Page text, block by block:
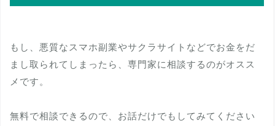
もし、悪質なスマホ副業やサクラサイトなどでお金をだ
まし取られてしまったら、専門家に相談するのがオスス
メです。
無料で相談できるので、お話だけでもしてみてください